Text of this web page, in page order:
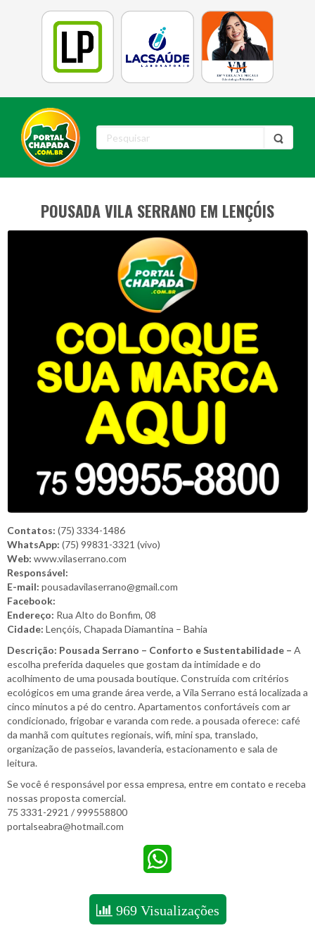
POUSADA VILA SERRANO EM LENÇÓIS
Contatos: (75) 3334-1486
WhatsApp: (75) 99831-3321 (vivo)
Web: www.vilaserrano.com
Responsável:
E-mail: pousadavilaserrano@gmail.com
Facebook:
Endereço: Rua Alto do Bonfim, 08
Cidade: Lençóis, Chapada Diamantina – Bahia
Descrição: Pousada Serrano – Conforto e Sustentabilidade – A
escolha preferida daqueles que gostam da intimidade e do
acolhimento de uma pousada boutique. Construída com critérios
ecológicos em uma grande área verde, a Vila Serrano está localizada a
cinco minutos a pé do centro. Apartamentos confortáveis com ar
condicionado, frigobar e varanda com rede. a pousada oferece: café
da manhã com quitutes regionais, wifi, mini spa, translado,
organização de passeios, lavanderia, estacionamento e sala de
leitura.
Se você é responsável por essa empresa, entre em contato e receba
nossas proposta comercial.
75 3331-2921 / 999558800
portalseabra@hotmail.com
969 Visualizações